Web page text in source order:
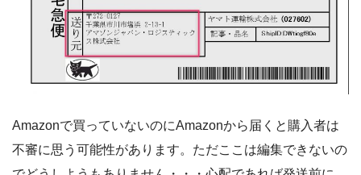
Amazonで買っていないのにAmazonから届くと購入者は
不審に思う可能性があります。ただここは編集できないの